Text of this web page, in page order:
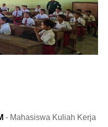
- Mahasiswa Kuliah Kerja